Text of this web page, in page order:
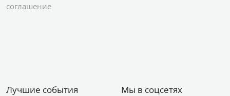
соглашение
Лучшие события Мы в соцсетях